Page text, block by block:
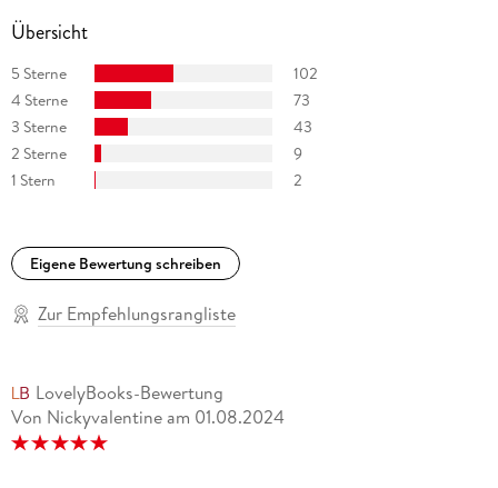
Übersicht
5 Sterne
102
4 Sterne
73
3 Sterne
43
2 Sterne
9
1 Stern
2
Eigene Bewertung schreiben
Zur Empfehlungsrangliste
LovelyBooks-Bewertung
Von Nickyvalentine am 01.08.2024